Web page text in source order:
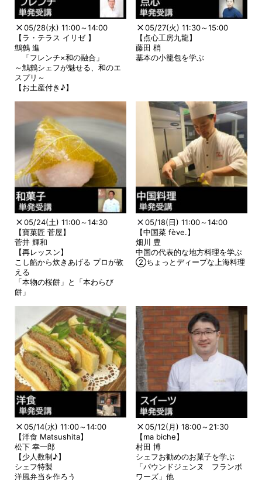
05/28(水) 11:00～14:00
【ラ・テラス イリゼ 】
鷦鷯 進
「フレンチ×和の融合」
～鷦鷯シェフが魅せる、和のエ
スプリ～
【お土産付き♪】
05/27(火) 11:30～15:00
【点心工房九龍】
藤田 梢
基本の小籠包を学ぶ
05/24(土) 11:00～14:30
【寶菓匠 菅屋】
菅井 輝和
【再レッスン】
こし餡から炊きあげる プロが教
える
「本物の桜餅」と「本わらび
餅」
05/18(日) 11:00～14:00
【中国菜 fève.】
畑川 豊
中国の代表的な地方料理を学ぶ
②ちょっとディープな上海料理
05/14(水) 11:00～14:00
【洋食 Matsushita】
松下 幸一郎
【少人数制♪】
シェフ特製
洋風弁当を作ろう
05/12(月) 18:00～21:30
【ma biche】
村田 博
シェフお勧めのお菓子を学ぶ
「パウンドジェンヌ フランボ
ワーズ」他